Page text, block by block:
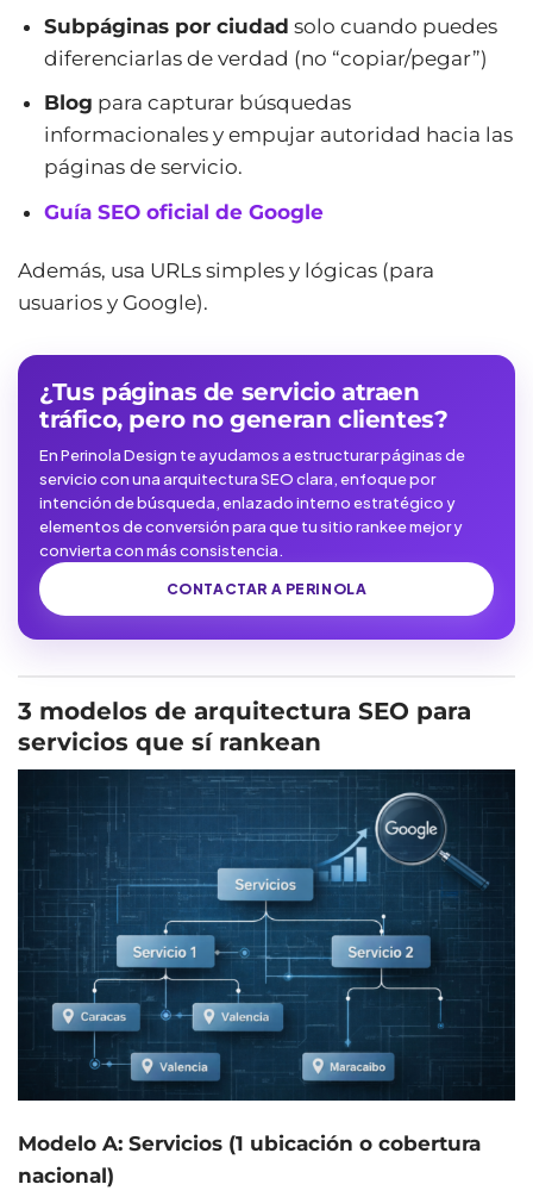
Subpáginas por ciudad solo cuando puedes
diferenciarlas de verdad (no “copiar/pegar”)
Blog para capturar búsquedas
informacionales y empujar autoridad hacia las
páginas de servicio.
Guía SEO oficial de Google
Además, usa URLs simples y lógicas (para
usuarios y Google).
¿Tus páginas de servicio atraen
tráfico, pero no generan clientes?
En Perinola Design te ayudamos a estructurar páginas de
servicio con una arquitectura SEO clara, enfoque por
intención de búsqueda, enlazado interno estratégico y
elementos de conversión para que tu sitio rankee mejor y
convierta con más consistencia.
CONTACTAR A PERINOLA
3 modelos de arquitectura SEO para
servicios que sí rankean
Modelo A: Servicios (1 ubicación o cobertura
nacional)